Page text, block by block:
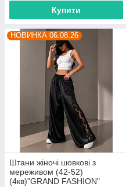
Купити
НОВИНКА 06.08.26
Штани жіночі шовкові з
мереживом (42-52)
(4кв)"GRAND FASHION"